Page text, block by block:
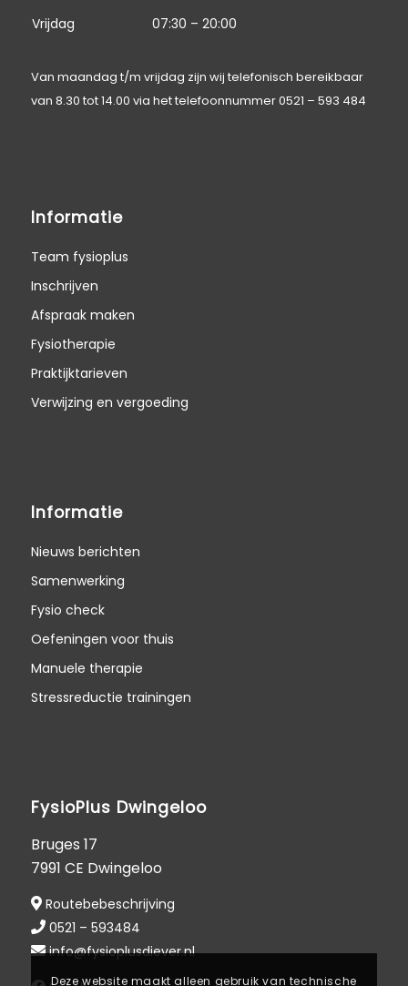
Vrijdag 07:30 – 20:00
Van maandag t/m vrijdag zijn wij telefonisch bereikbaar
van 8.30 tot 14.00 via het telefoonnummer0521 – 593 484
Informatie
Team fysioplus
Inschrijven
Afspraak maken
Fysiotherapie
Praktijktarieven
Verwijzing en vergoeding
Informatie
Nieuws berichten
Samenwerking
Fysio check
Oefeningen voor thuis
Manuele therapie
Stressreductie trainingen
FysioPlus Dwingeloo
Bruges 17
7991 CE Dwingeloo
Routebebeschrijving
0521 – 593484
info@fysioplusdiever.nl
Deze website maakt alleen gebruik van technische